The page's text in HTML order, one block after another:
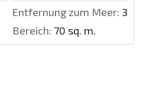
Entfernung zum Meer: 300
Bereich: 70 sq. m.